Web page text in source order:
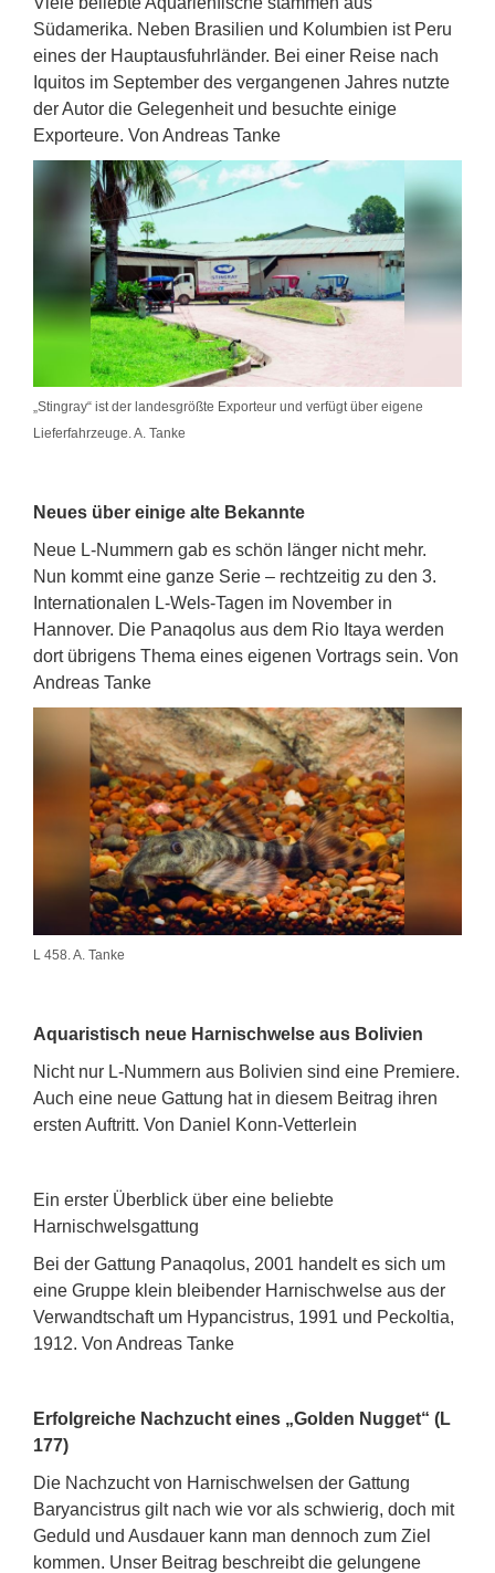
Südamerika. Neben Brasilien und Kolumbien ist Peru
eines der Hauptausfuhrländer. Bei einer Reise nach
Iquitos im September des vergangenen Jahres nutzte
der Autor die Gelegenheit und besuchte einige
Exporteure. Von Andreas Tanke
„Stingray“ ist der landesgrößte Exporteur und verfügt über eigene
Lieferfahrzeuge. A. Tanke
Neues über einige alte Bekannte
Neue L-Nummern gab es schön länger nicht mehr.
Nun kommt eine ganze Serie – rechtzeitig zu den 3.
Internationalen L-Wels-Tagen im November in
Hannover. Die Panaqolus aus dem Rio Itaya werden
dort übrigens Thema eines eigenen Vortrags sein. Von
Andreas Tanke
L 458. A. Tanke
Aquaristisch neue Harnischwelse aus Bolivien
Nicht nur L-Nummern aus Bolivien sind eine Premiere.
Auch eine neue Gattung hat in diesem Beitrag ihren
ersten Auftritt. Von Daniel Konn-Vetterlein
Ein erster Überblick über eine beliebte
Harnischwelsgattung
Bei der Gattung Panaqolus, 2001 handelt es sich um
eine Gruppe klein bleibender Harnischwelse aus der
Verwandtschaft um Hypancistrus, 1991 und Peckoltia,
1912. Von Andreas Tanke
Erfolgreiche Nachzucht eines „Golden Nugget“ (L
177)
Die Nachzucht von Harnischwelsen der Gattung
Baryancistrus gilt nach wie vor als schwierig, doch mit
Geduld und Ausdauer kann man dennoch zum Ziel
kommen. Unser Beitrag beschreibt die gelungene